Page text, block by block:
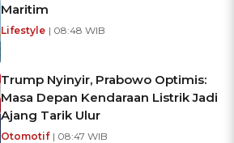
Maritim
Lifestyle | 08:48 WIB
Trump Nyinyir, Prabowo Optimis:
Masa Depan Kendaraan Listrik Jadi
Ajang Tarik Ulur
Otomotif | 08:47 WIB